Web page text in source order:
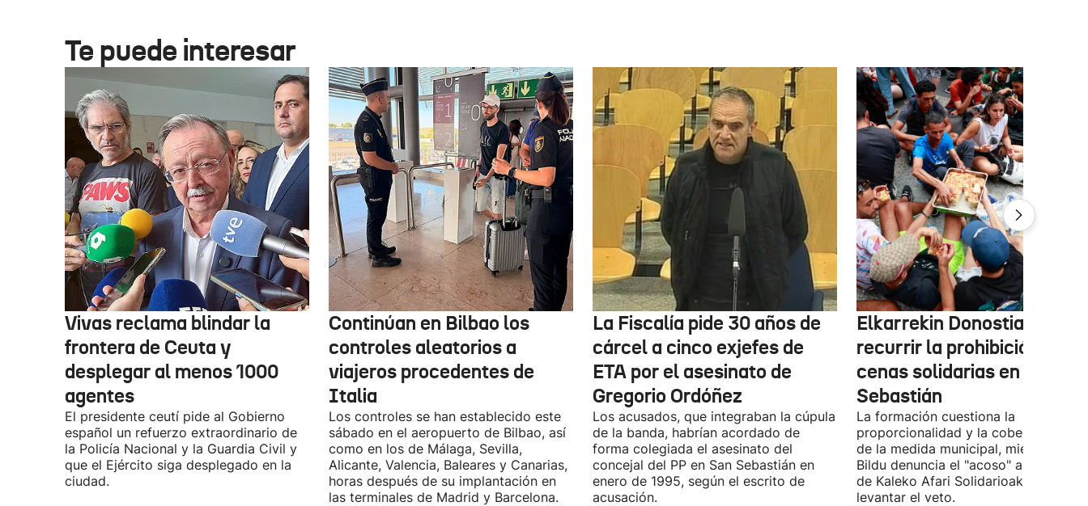
Te puede interesar
Vivas reclama blindar la
frontera de Ceuta y
desplegar al menos 1000
agentes
El presidente ceutí pide al Gobierno
español un refuerzo extraordinario de
la Policía Nacional y la Guardia Civil y
que el Ejército siga desplegado en la
ciudad.
Continúan en Bilbao los
controles aleatorios a
viajeros procedentes de
Italia
Los controles se han establecido este
sábado en el aeropuerto de Bilbao, así
como en los de Málaga, Sevilla,
Alicante, Valencia, Baleares y Canarias,
horas después de su implantación en
las terminales de Madrid y Barcelona.
La Fiscalía pide 30 años de
cárcel a cinco exjefes de
ETA por el asesinato de
Gregorio Ordóñez
Los acusados, que integraban la cúpula
de la banda, habrían acordado de
forma colegiada el asesinato del
concejal del PP en San Sebastián en
enero de 1995, según el escrito de
acusación.
Elkarrekin Donostia
recurrir la prohibición de
cenas solidarias en San
Sebastián
La formación cuestiona la
proporcionalidad y la cobertura
de la medida municipal, mientras EH
Bildu denuncia el "acoso" a
de Kaleko Afari Solidarioak y pide
levantar el veto.